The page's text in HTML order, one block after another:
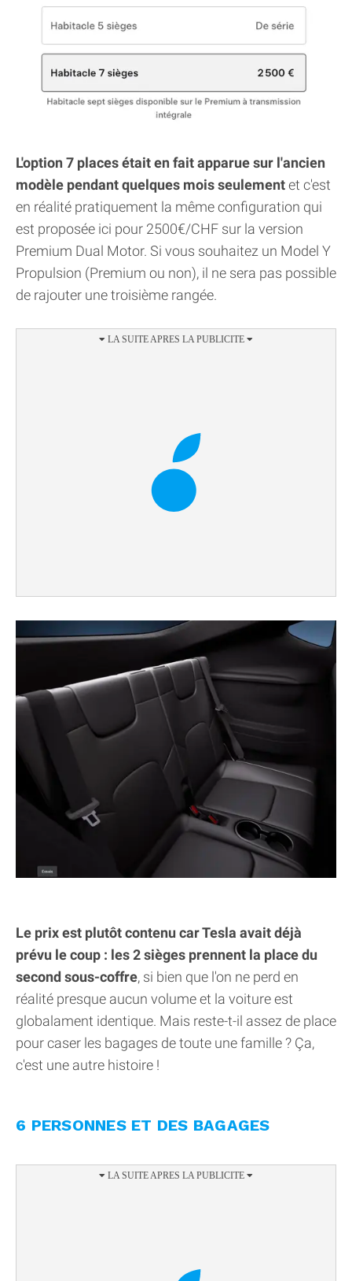
L'option 7 places était en fait apparue sur l'ancien
modèle pendant quelques mois seulementet c'est
en réalité pratiquement la même configuration qui
est proposée ici pour 2500€/CHF sur la version
Premium Dual Motor. Si vous souhaitez un Model Y
Propulsion (Premium ou non), il ne sera pas possible
de rajouter une troisième rangée.
Le prix est plutôt contenu car Tesla avait déjà
prévu le coup : les 2 sièges prennent la place du
second sous-coffre, si bien que l'on ne perd en
réalité presque aucun volume et la voiture est
globalament identique. Mais reste-t-il assez de place
pour caser les bagages de toute une famille ? Ça,
c'est une autre histoire !
6 PERSONNES ET DES BAGAGES